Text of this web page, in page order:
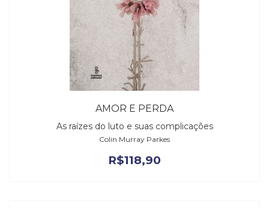
AMOR E PERDA
As raízes do luto e suas complicações
Colin Murray Parkes
R$118,90